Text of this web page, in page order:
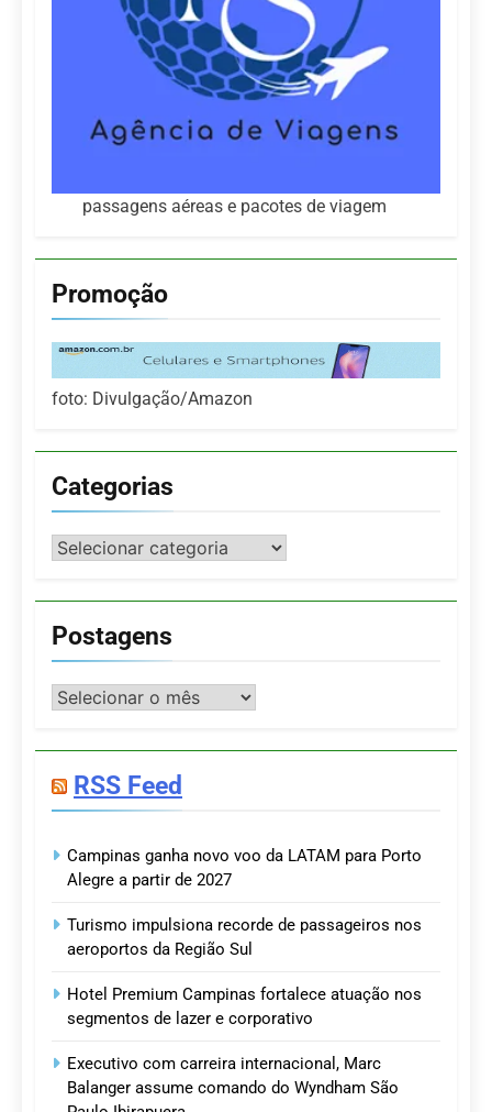
passagens aéreas e pacotes de viagem
Promoção
foto: Divulgação/Amazon
Categorias
Categorias
Postagens
Postagens
RSS Feed
Campinas ganha novo voo da LATAM para Porto
Alegre a partir de 2027
Turismo impulsiona recorde de passageiros nos
aeroportos da Região Sul
Hotel Premium Campinas fortalece atuação nos
segmentos de lazer e corporativo
Executivo com carreira internacional, Marc
Balanger assume comando do Wyndham São